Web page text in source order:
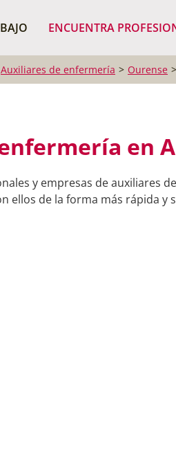
ENCUENTRA
Auxiliares de enfermería Ourense
en
y empresas de auxiliares
ellos de la forma más rápida